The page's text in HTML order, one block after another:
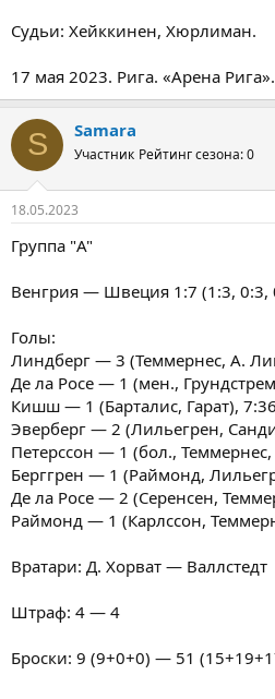
Судьи: Хейккинен, Хюрлиман.
17 мая 2023. Рига. «Арена Рига».
S Samara
Участник Рейтинг сезона: 0
18.05.2023
Группа "A"
Венгрия — Швеция 1:7 (1:3, 0:3,
Голы:
Линдберг — 3 (Теммернес, А.
Де ла Росе — 1 (мен.,
Кишш — 1 (Барталис, Гарат),
Эверберг — 2 (Лильегрен,
Петерссон — 1 (бол.,
Берггрен — 1 (Раймонд,
Де ла Росе — 2 (Серенсен,
Раймонд — 1 (Карлссон,
Вратари: Д. Хорват — Валлстедт
Штраф: 4 — 4
Броски: 9 (9+0+0) — 51